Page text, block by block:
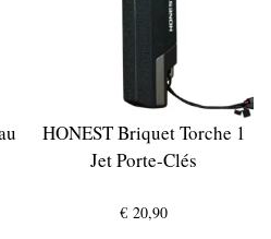
HONEST Briquet Torche 1
Jet Porte-Clés
€ 20,90